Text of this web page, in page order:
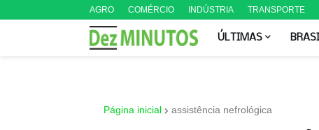
AGRO COMÉRCIO INDÚSTRIA TRANSPORTE
ÚLTIMAS
Página inicial assistência nefrológica